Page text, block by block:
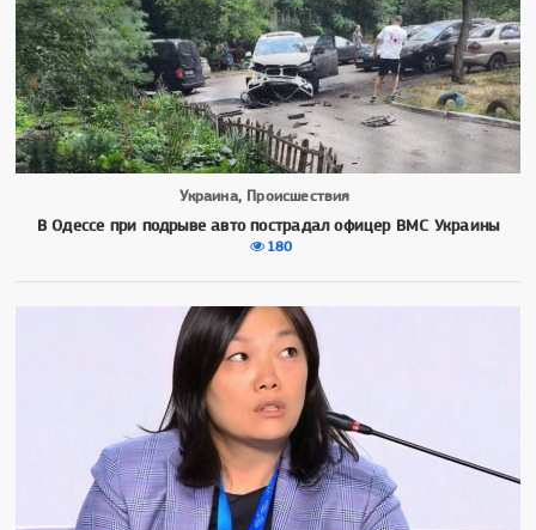
Украина, Происшествия
В Одессе при подрыве авто пострадал офицер ВМС Украины
180